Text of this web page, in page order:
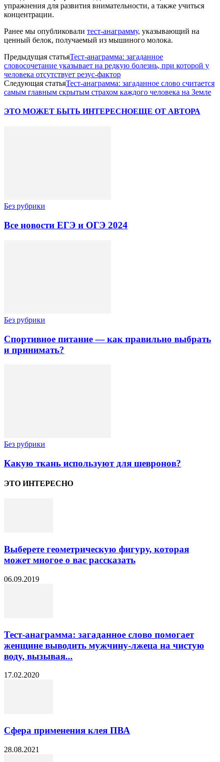
упражнения для развития внимательности, а также учиться
концентрации.
Ранее мы опубликовали тест-анаграмму, указывающий на
ценный белок, получаемый из мышиного молока.
Предыдущая статьяТест-анаграмма: загаданное
словосочетание указывает на редкую болезнь, при которой у
человека отсутствует резус-фактор
Следующая статьяТест-анаграмма: загаданное слово считается
самым главным скрытым страхом каждого человека на Земле
ЭТО МОЖЕТ БЫТЬ ИНТЕРЕСНОЕЩЕ ОТ АВТОРА
Без рубрики
Все новости ЕГЭ и ОГЭ 2024
Без рубрики
Спортивное питание — как правильно выбрать
и принимать?
Без рубрики
Какую ткань используют для шевронов?
ЭТО ИНТЕРЕСНО
Выберете геометрическую фигуру, которая
может многое о вас рассказать
06.09.2019
Тест-анаграмма: загаданное слово помогает
женщине выводить мужчину-лжеца на чистую
воду, вызывая...
17.02.2020
Сфера применения клея ПВА
28.08.2021